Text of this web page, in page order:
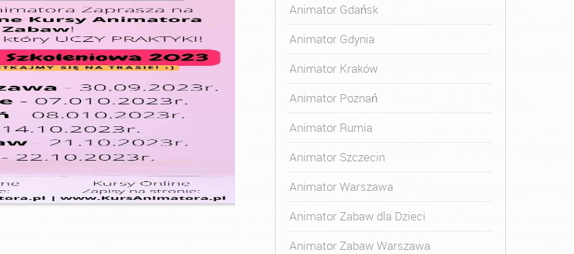
Animator Gdańsk
Animator Gdynia
Animator Kraków
Animator Poznań
Animator Rumia
Animator Szczecin
Animator Warszawa
Animator Zabaw dla Dzieci
Animator Zabaw Warszawa